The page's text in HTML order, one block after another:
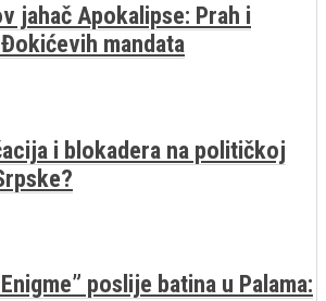
jahač Apokalipse: Prah i
mandata
i blokadera na političkoj
poslije batina u Palama: